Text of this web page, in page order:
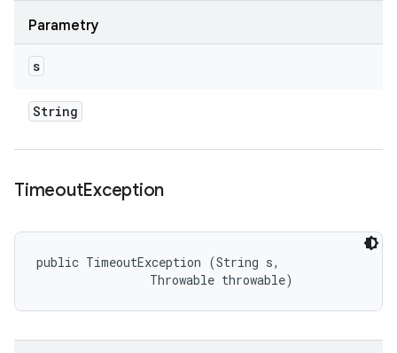
Parametry
s
String
TimeoutException
public TimeoutException (String s,
                Throwable throwable)